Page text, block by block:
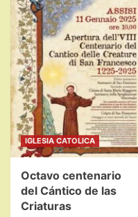
sobre
la
Consciencia
Artificial
y
su
impacto
en
Teología
IGLESIA CATOLICA
Octavo centenario
del Cántico de las
Criaturas